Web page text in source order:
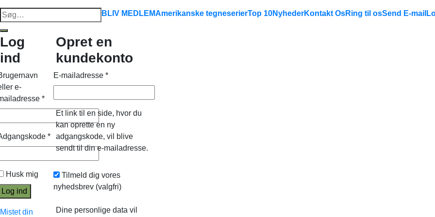
Søg
efter:
BLIV MEDLEMAmerikanske tegneserierTop 10NyhederKontakt OsRing til osSend E-mail
Log
ind
e-
*
*
Husk mig
Log ind
Mistet din
Opret en
kundekonto
E-mailadresse *
Et link til en side, hvor du
kan oprette en ny
adgangskode, vil blive
sendt til din e-mailadresse.
Tilmeld dig vores
nyhedsbrev (valgfri)
Dine personlige data vil